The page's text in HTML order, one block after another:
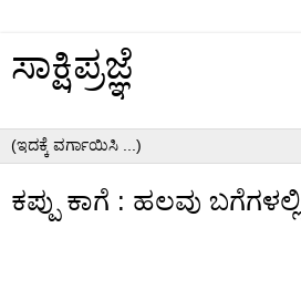
ಸಾಕ್ಷಿಪ್ರಜ್ಞೆ
ಕಪ್ಪು ಕಾಗೆ : ಹಲವು ಬಗೆಗಳಲ್ಲಿ